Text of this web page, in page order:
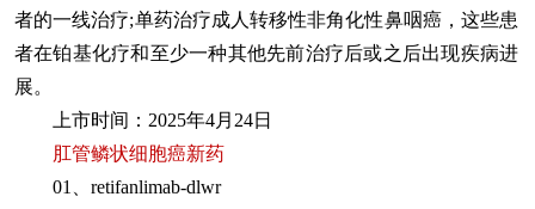
者的一线治疗;单药治疗成人转移性非角化性鼻咽癌，这些患
者在铂基化疗和至少一种其他先前治疗后或之后出现疾病进
展。
上市时间：2025年4月24日
肛管鳞状细胞癌新药
01、retifanlimab-dlwr